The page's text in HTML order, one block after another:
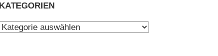
KATEGORIEN
Kategorien